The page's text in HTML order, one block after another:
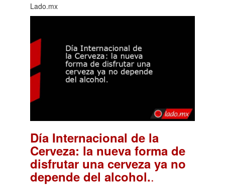
Lado.mx
Día Internacional de la
Cerveza: la nueva forma de
disfrutar una cerveza ya no
depende del alcohol..